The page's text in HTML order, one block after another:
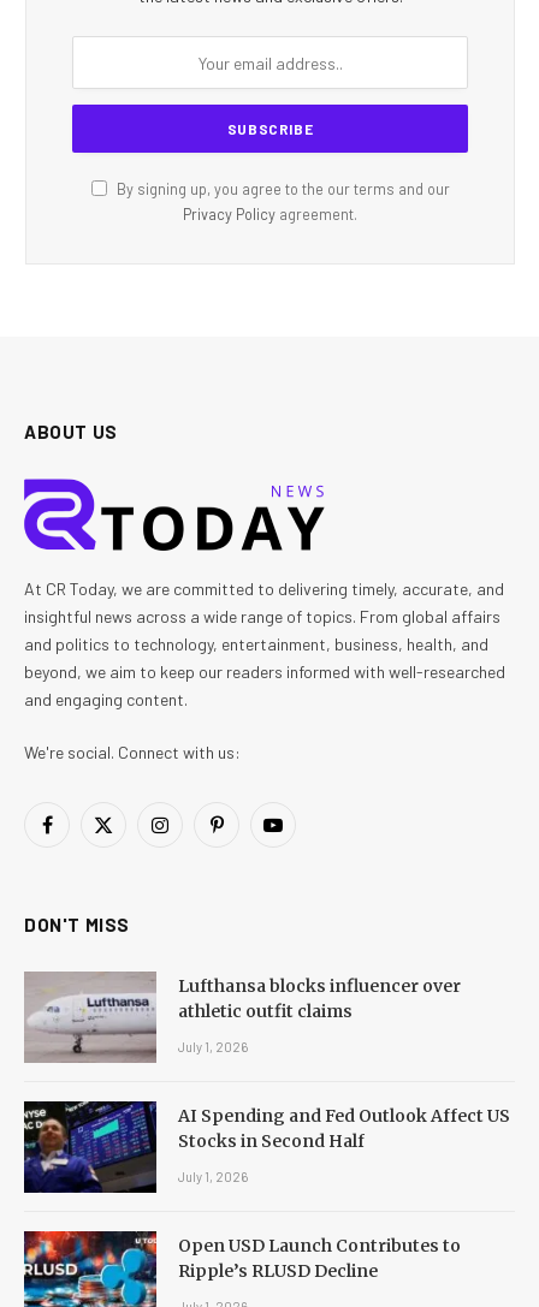
By signing up, you agree to the our terms and our
Privacy Policy agreement.
ABOUT US
At CR Today, we are committed to delivering timely, accurate, and
insightful news across a wide range of topics. From global affairs
and politics to technology, entertainment, business, health, and
beyond, we aim to keep our readers informed with well-researched
and engaging content.
We're social. Connect with us:
Facebook
X
InstagramPinterestYouTube
DON'T MISS
Lufthansa blocks influencer over
athletic outfit claims
July 1, 2026
AI Spending and Fed Outlook Affect US
Stocks in Second Half
July 1, 2026
Open USD Launch Contributes to
Ripple’s RLUSD Decline